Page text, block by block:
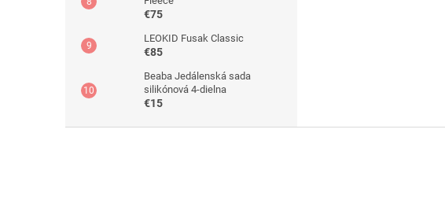
€75
LEOKID Fusak Classic
€85
Beaba Jedálenská sada
silikónová 4-dielna
€15